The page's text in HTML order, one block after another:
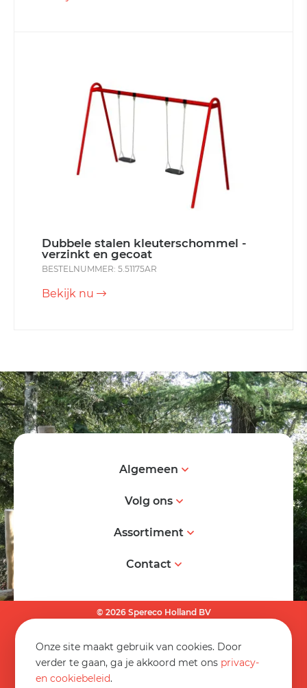
Onze site maakt gebruik van cookies. Door
verder te gaan, ga je akkoord met ons privacy-
en cookiebeleid.
Dubbele stalen kleuterschommel -
verzinkt en gecoat
BESTELNUMMER: 5.51175AR
Bekijk nu
Algemeen
Volg ons
Assortiment
Contact
© 2026 Spereco Holland BV
Informatieblad